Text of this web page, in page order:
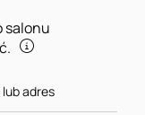
salonu